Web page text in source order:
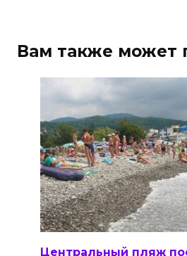
Вам также может
Центральный пляж